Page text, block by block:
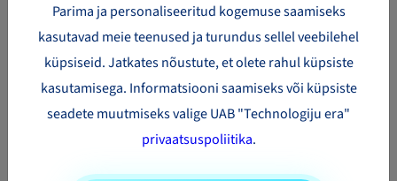
Pakivedu
Hollandisse
Pakivedu
Sloveeniasse
Pakivedu Horvaatiasse
Pakivedu
Kreekasse
Pakivedu
Norra
Pakivedu Rootsi
Parima ja personaliseeritud kogemuse saamiseks
kasutavad meie teenused ja turundus sellel veebilehel
küpsiseid. Jatkates nõustute, et olete rahul küpsiste
kasutamisega. Informatsiooni saamiseks või küpsiste
seadete muutmiseks valige UAB "Technologiju era"
privaatsuspoliitika.